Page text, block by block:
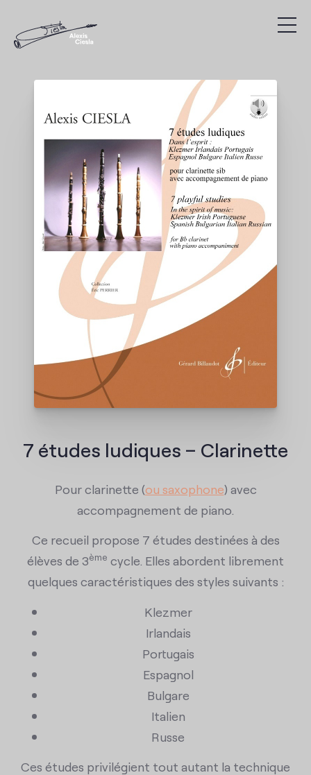
7 études ludiques – Clarinette
Pour clarinette (ou saxophone) avec
accompagnement de piano.
Ce recueil propose 7 études destinées à des
élèves de 3ème cycle. Elles abordent librement
quelques caractéristiques des styles suivants :
Klezmer
Irlandais
Portugais
Espagnol
Bulgare
Italien
Russe
Ces études privilégient tout autant la technique
Discographie
Vidéos
Recherche
Présentation
Agenda
Liens utiles
Contact